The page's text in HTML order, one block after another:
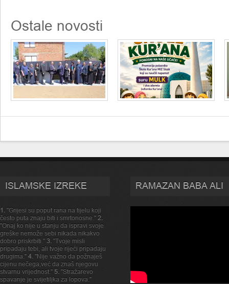
Ostale novosti
ISLAMSKE IZREKE
1. "Grijesi su poput rana na tijelu koji
često puta znaju biti i smrtonosne." 2.
"Onaj ko nije u stanju da ispravi svoje
greške nemože sebi nikada nikakvo
dobro priskrbiti." 3. "Tvoje misli
pripadaju tebi, ali tvoje rijeći pripadaju
drugima." 4. "Nije važno da požnaješ
cijenu nečega,već da znaš njegovu
stvarnu vrijednost." 5. "Stražarevo
spavanje je svijetiljka za lopova."
RAMAZAN BABA ALI